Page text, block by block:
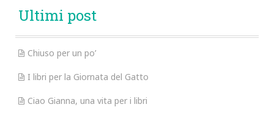
Ultimi post
Chiuso per un po’
I libri per la Giornata del Gatto
Ciao Gianna, una vita per i libri